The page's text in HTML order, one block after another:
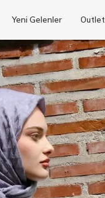
Yeni Gelenler Outlet